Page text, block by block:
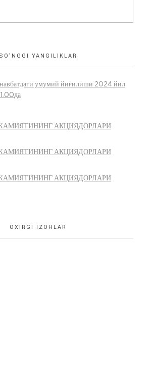
SO’NGGI YANGILIKLAR
умумий йиғилиши 2024 йил
АКЦИЯДОРЛАРИ
АКЦИЯДОРЛАРИ
АКЦИЯДОРЛАРИ
OXIRGI IZOHLAR